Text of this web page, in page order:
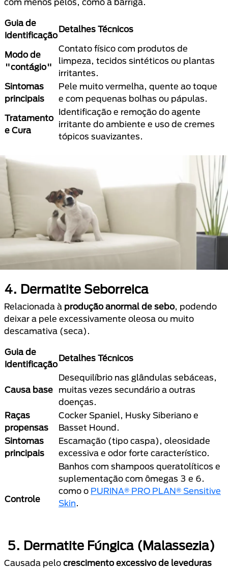
Guia de
Identificação
Detalhes Técnicos
Modo de
"contágio"
Contato físico com produtos de
limpeza, tecidos sintéticos ou plantas
irritantes.
Sintomas
principais
Pele muito vermelha, quente ao toque
e com pequenas bolhas ou pápulas.
Tratamento
e Cura
Identificação e remoção do agente
irritante do ambiente e uso de cremes
tópicos suavizantes.
4. Dermatite Seborreica
Relacionada à produção anormal de sebo, podendo
deixar a pele excessivamente oleosa ou muito
descamativa (seca).
Guia de
Identificação
Detalhes Técnicos
Causa base
Desequilíbrio nas glândulas sebáceas,
muitas vezes secundário a outras
doenças.
Raças
propensas
Cocker Spaniel, Husky Siberiano e
Basset Hound.
Sintomas
principais
Escamação (tipo caspa), oleosidade
excessiva e odor forte característico.
Controle
Banhos com shampoos queratolíticos e
suplementação com ômegas 3 e 6.
como o PURINA® PRO PLAN® Sensitive
Skin.
5. Dermatite Fúngica (Malassezia)
Causada pelo crescimento excessivo de leveduras